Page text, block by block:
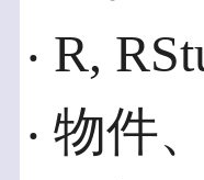
‧ R,
‧ 物件